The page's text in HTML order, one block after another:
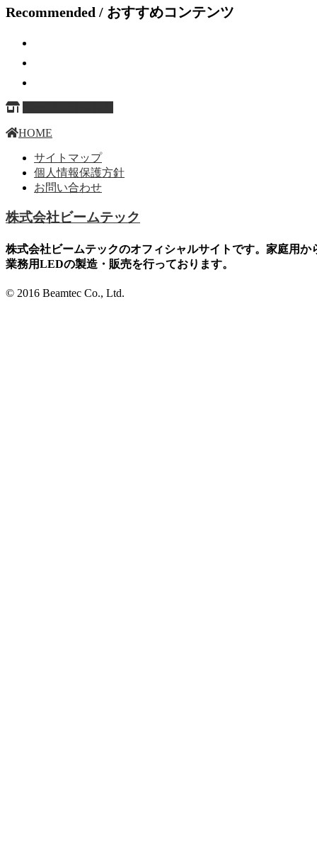
Recommended / おすすめコンテンツ
HOME
サイトマップ
個人情報保護方針
お問い合わせ
株式会社ビームテック
株式会社ビームテックのオフィシャルサイトです。家庭用か
業務用LEDの製造・販売を行っております。
© 2016 Beamtec Co., Ltd.